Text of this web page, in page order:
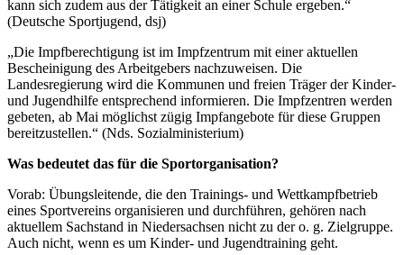
kann sich zudem aus der Tätigkeit an einer Schule ergeben.“
(Deutsche Sportjugend, dsj)
„Die Impfberechtigung ist im Impfzentrum mit einer aktuellen
Bescheinigung des Arbeitgebers nachzuweisen. Die
Landesregierung wird die Kommunen und freien Träger der Kinder-
und Jugendhilfe entsprechend informieren. Die Impfzentren werden
gebeten, ab Mai möglichst zügig Impfangebote für diese Gruppen
bereitzustellen.“ (Nds. Sozialministerium)
Was bedeutet das für die Sportorganisation?
Vorab: Übungsleitende, die den Trainings- und Wettkampfbetrieb
eines Sportvereins organisieren und durchführen, gehören nach
aktuellem Sachstand in Niedersachsen nicht zu der o. g. Zielgruppe.
Auch nicht, wenn es um Kinder- und Jugendtraining geht.